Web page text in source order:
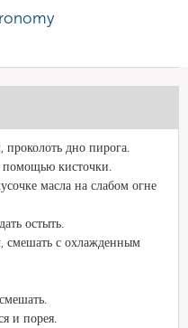
дно пирога.
помощью кисточки.
масла на слабом огне
остыть.
смешать с охлажденным
и порея.